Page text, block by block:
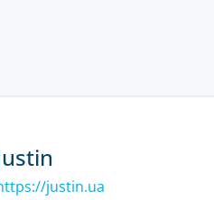
justin.ua